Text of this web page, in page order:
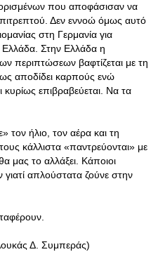
που αποφάσισαν να
Δεν εννοώ όμως αυτό
στη Γερμανία για
Ελλάδα. Στην Ελλάδα η
περιπτώσεων βαφτίζεται με τη
αποδίδει καρπούς ενώ
κυρίως επιβραβεύεται. Να τα
τον ήλιο, τον αέρα και τη
κάλλιστα «παντρεύονται» με
μας το αλλάξει. Κάποιοι
απλούστατα ζούνε στην
Δ. Συμπεράς)